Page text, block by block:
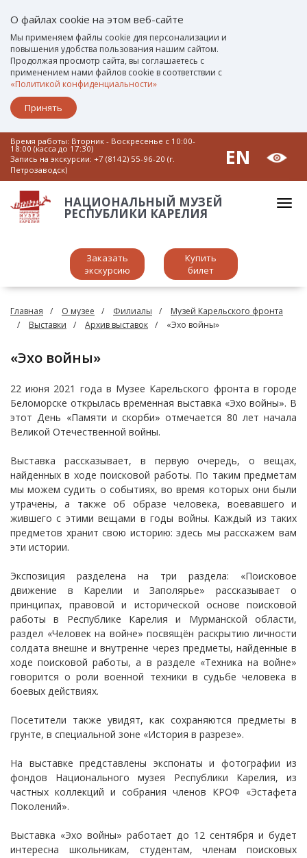
О файлах cookie на этом веб-сайте
Мы применяем файлы cookie для персонализации и
повышения удобства пользования нашим сайтом.
Продолжая просмотр сайта, вы соглашаетесь с
применением нами файлов cookie в соответствии с
«Политикой конфиденциальности»
Принять
Время работы: Вторник - Воскресенье c 10:00-
18:00 (касса до 17:30)
Запись на экскурсии: +7 (8142) 55-96-20 (г.
Петрозаводск)
EN
НАЦИОНАЛЬНЫЙ МУЗЕЙ
РЕСПУБЛИКИ КАРЕЛИЯ
Заказать
экскурсию
Купить
билет
Главная О музее Филиалы
Музей Карельского фронта
Выставки
Архив выставок «Эхо войны»
«Эхо войны»
22 июня 2021 года в Музее Карельского фронта в городе
Беломорске открылась временная выставка «Эхо войны». В
этот День «Памяти и скорби» отмечается 80 лет начала
Великой Отечественной войны.
Выставка рассказывает, в первую очередь, о вещах,
найденных в ходе поисковой работы. По таким предметам
мы можем судить о событиях, во время которых они были
утрачены, а также об образе человека, воевавшего и
жившего с этими вещами в годы войны. Каждый из таких
предметов хранит свою историю: здесь мы расскажем вам
эти истории.
Экспозиция разделена на три раздела: «Поисковое
движение в Карелии и Заполярье» рассказывает о
принципах, правовой и исторической основе поисковой
работы в Республике Карелия и Мурманской области,
раздел «Человек на войне» посвящён раскрытию личности
солдата внешне и внутренне через предметы, найденные в
ходе поисковой работы, а в разделе «Техника на войне»
говорится о роли военной техники в судьбе человека в
боевых действиях.
Посетители также увидят, как сохраняются предметы в
грунте, в специальной зоне «История в разрезе».
На выставке представлены экспонаты и фотографии из
фондов Национального музея Республики Карелия, из
частных коллекций и собрания членов КРОФ «Эстафета
Поколений».
Выставка «Эхо войны» работает до 12 сентября и будет
интересна школьникам, студентам, членам поисковых